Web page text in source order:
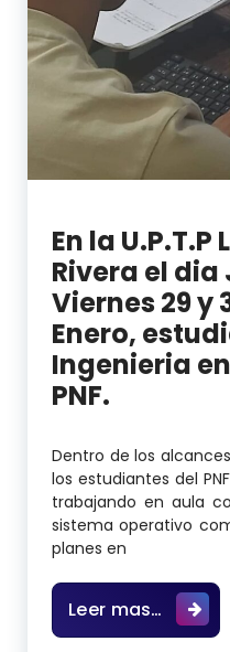
En la
Rivera el dia
Viernes 29 y
Enero,
Ingenieria
PNF.
Dentro de los
los estudiantes del
trabajando en aula
sistema operativo
planes en
Leer mas… En la